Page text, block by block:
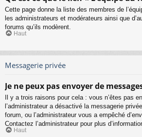
Cette page donne la liste des membres de
les administrateurs et modérateurs ainsi que
forums qu’ils modèrent.
Haut
Messagerie privée
Je ne peux pas envoyer de
Il y a trois raisons pour cela : vous n’êtes pas
l’administrateur a désactivé la messagerie
forum, ou l’administrateur vous a empêché
Contactez l’administrateur pour plus
Haut